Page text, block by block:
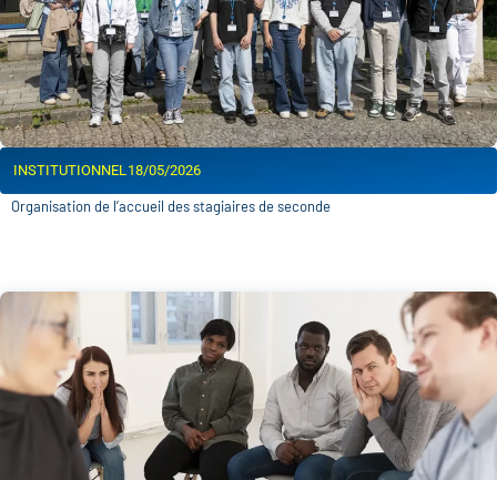
INSTITUTIONNEL18/05/2026
Organisation de l’accueil des stagiaires de seconde